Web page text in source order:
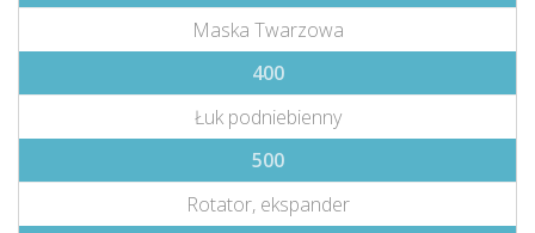
Maska Twarzowa
400
Łuk podniebienny
500
Rotator, ekspander